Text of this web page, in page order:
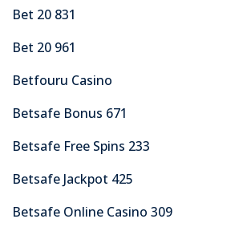
Bet 20 831
Bet 20 961
Betfouru Casino
Betsafe Bonus 671
Betsafe Free Spins 233
Betsafe Jackpot 425
Betsafe Online Casino 309